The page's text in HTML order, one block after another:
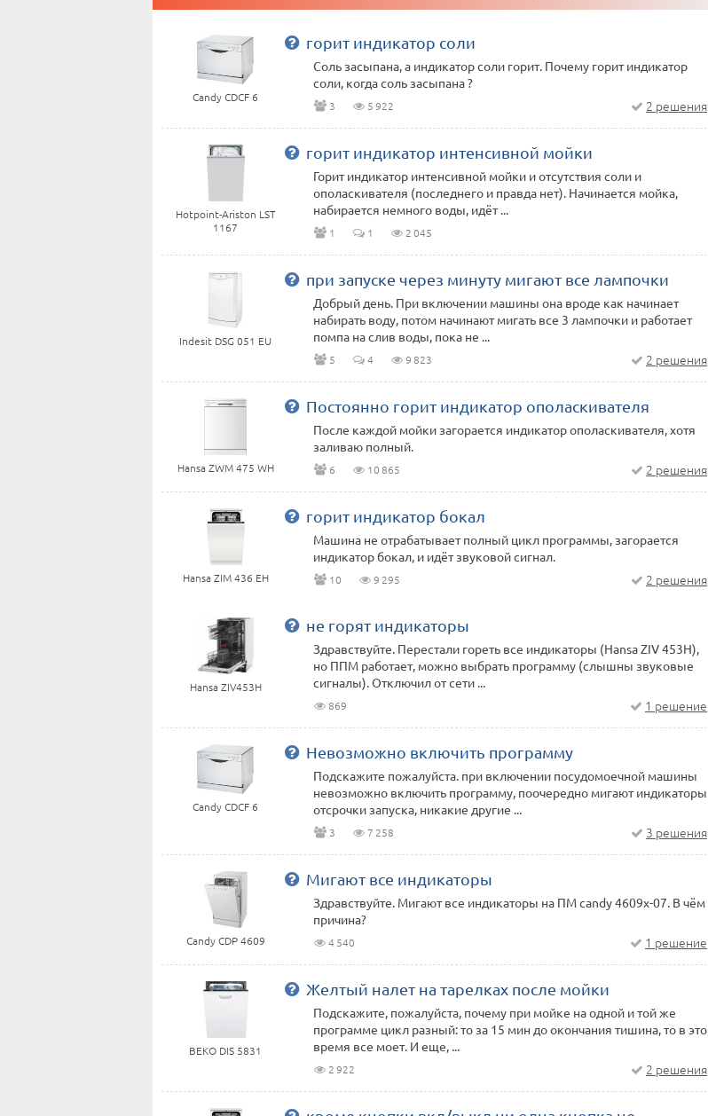
Candy CDCF 6
горит индикатор соли
Соль засыпана, а индикатор соли горит. Почему горит индикатор
соли, когда соль засыпана ?
3 5 922 2 решения
Hotpoint-Ariston LST
1167
горит индикатор интенсивной мойки
Горит индикатор интенсивной мойки и отсутствия соли и
ополаскивателя (последнего и правда нет). Начинается мойка,
набирается немного воды, идёт ...
1 1 2 045
Indesit DSG 051 EU
при запуске через минуту мигают все лампочки
Добрый день. При включении машины она вроде как начинает
набирать воду, потом начинают мигать все 3 лампочки и работает
помпа на слив воды, пока не ...
5 4 9 823 2 решения
Hansa ZWM 475 WH
Постоянно горит индикатор ополаскивателя
После каждой мойки загорается индикатор ополаскивателя, хотя
заливаю полный.
6 10 865 2 решения
Hansa ZIM 436 EH
горит индикатор бокал
Машина не отрабатывает полный цикл программы, загорается
индикатор бокал, и идёт звуковой сигнал.
10 9 295 2 решения
Hansa ZIV453H
не горят индикаторы
Здравствуйте. Перестали гореть все индикаторы (Hansa ZIV 453H),
но ППМ работает, можно выбрать программу (слышны звуковые
сигналы). Отключил от сети ...
869 1 решение
Candy CDCF 6
Невозможно включить программу
Подскажите пожалуйста. при включении посудомоечной машины
невозможно включить программу, поочередно мигают индикаторы
отсрочки запуска, никакие другие ...
3 7 258 3 решения
Candy CDP 4609
Мигают все индикаторы
Здравствуйте. Мигают все индикаторы на ПМ candy 4609x-07. В чём
причина?
4 540 1 решение
BEKO DIS 5831
Желтый налет на тарелках после мойки
Подскажите, пожалуйста, почему при мойке на одной и той же
программе цикл разный: то за 15 мин до окончания тишина, то в это
время все моет. И еще, ...
2 922 2 решения